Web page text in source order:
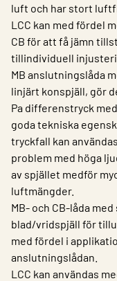
Choose languge
luft och har stort
LCC kan med fördel
CB för att få jämn
tillindividuell
MB anslutningslåda
linjärt konspjäll, gör
Pa differenstryck
goda tekniska
tryckfall kan
problem med höga
av spjället medför
luftmängder.
MB- och CB-låda
blad/vridspjäll för
med fördel i
anslutningslådan.
LCC kan användas